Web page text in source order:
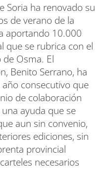
Soria ha renovado su
de verano de la
aportando 10.000
que se rubrica con el
Osma. El
Benito Serrano, ha
consecutivo que
de colaboración
ayuda que se
aun sin convenio,
ediciones, sin
provincial
necesarios